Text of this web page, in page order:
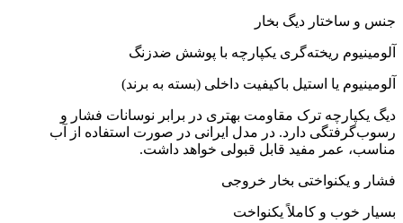
جنس و ساختار دیگ بخار
آلومینیوم ریخته‌گری یکپارچه با پوشش ضدزنگ
آلومینیوم یا استیل باکیفیت داخلی (بسته به برند)
دیگ یکپارچه ترک مقاومت بهتری در برابر نوسانات فشار و
رسوب‌گرفتگی دارد. در مدل ایرانی در صورت استفاده از آب
مناسب، عمر مفید قابل قبولی خواهد داشت.
فشار و یکنواختی بخار خروجی
بسیار خوب و کاملاً یکنواخت